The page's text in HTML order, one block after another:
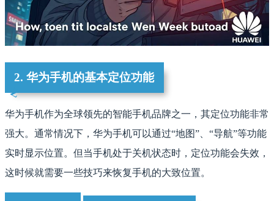
2. 华为手机的基本定位功能
华为手机作为全球领先的智能手机品牌之一，其定位功能非常
强大。通常情况下，华为手机可以通过“地图”、“导航”等功能
实时显示位置。但当手机处于关机状态时，定位功能会失效，
这时候就需要一些技巧来恢复手机的大致位置。